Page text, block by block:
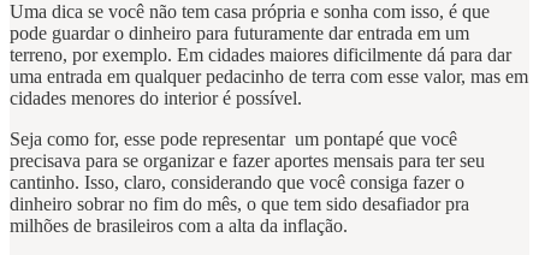
Uma dica se você não tem casa própria e sonha com isso, é que
pode guardar o dinheiro para futuramente dar entrada em um
terreno, por exemplo. Em cidades maiores dificilmente dá para dar
uma entrada em qualquer pedacinho de terra com esse valor, mas em
cidades menores do interior é possível.
Seja como for, esse pode representar um pontapé que você
precisava para se organizar e fazer aportes mensais para ter seu
cantinho. Isso, claro, considerando que você consiga fazer o
dinheiro sobrar no fim do mês, o que tem sido desafiador pra
milhões de brasileiros com a alta da inflação.